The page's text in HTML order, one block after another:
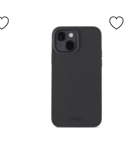
Markera holdit iPhone 14 / 13 Skal